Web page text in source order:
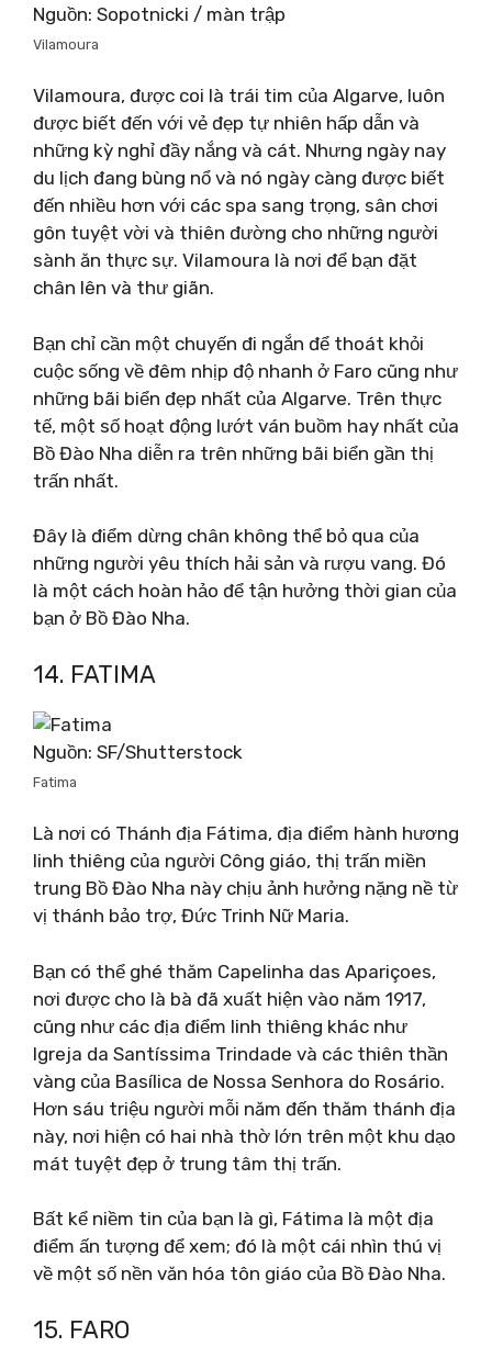
Nguồn: Sopotnicki / màn trập
Vilamoura
Vilamoura, được coi là trái tim của Algarve, luôn
được biết đến với vẻ đẹp tự nhiên hấp dẫn và
những kỳ nghỉ đầy nắng và cát. Nhưng ngày nay
du lịch đang bùng nổ và nó ngày càng được biết
đến nhiều hơn với các spa sang trọng, sân chơi
gôn tuyệt vời và thiên đường cho những người
sành ăn thực sự. Vilamoura là nơi để bạn đặt
chân lên và thư giãn.
Bạn chỉ cần một chuyến đi ngắn để thoát khỏi
cuộc sống về đêm nhịp độ nhanh ở Faro cũng như
những bãi biển đẹp nhất của Algarve. Trên thực
tế, một số hoạt động lướt ván buồm hay nhất của
Bồ Đào Nha diễn ra trên những bãi biển gần thị
trấn nhất.
Đây là điểm dừng chân không thể bỏ qua của
những người yêu thích hải sản và rượu vang. Đó
là một cách hoàn hảo để tận hưởng thời gian của
bạn ở Bồ Đào Nha.
14. FATIMA
Nguồn: SF/Shutterstock
Fatima
Là nơi có Thánh địa Fátima, địa điểm hành hương
linh thiêng của người Công giáo, thị trấn miền
trung Bồ Đào Nha này chịu ảnh hưởng nặng nề từ
vị thánh bảo trợ, Đức Trinh Nữ Maria.
Bạn có thể ghé thăm Capelinha das Apariçoes,
nơi được cho là bà đã xuất hiện vào năm 1917,
cũng như các địa điểm linh thiêng khác như
Igreja da Santíssima Trindade và các thiên thần
vàng của Basílica de Nossa Senhora do Rosário.
Hơn sáu triệu người mỗi năm đến thăm thánh địa
này, nơi hiện có hai nhà thờ lớn trên một khu dạo
mát tuyệt đẹp ở trung tâm thị trấn.
Bất kể niềm tin của bạn là gì, Fátima là một địa
điểm ấn tượng để xem; đó là một cái nhìn thú vị
về một số nền văn hóa tôn giáo của Bồ Đào Nha.
15. FARO